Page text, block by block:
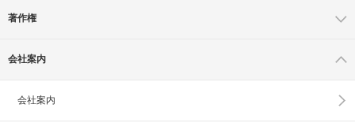
著作権
会社案内
会社案内